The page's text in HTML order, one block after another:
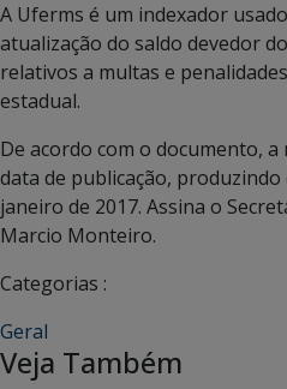
A Uferms é um indexador
atualização do saldo devedor
relativos a multas e
estadual.
De acordo com o documento,
data de publicação,
janeiro de 2017. Assina o
Marcio Monteiro.
Categorias :
Geral
Veja Também